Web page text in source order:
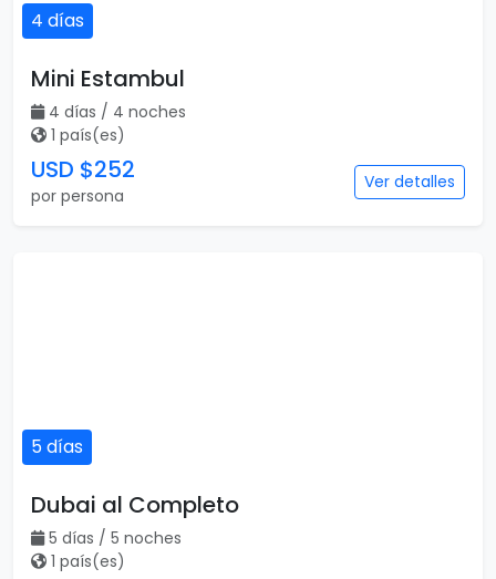
4 días
Mini Estambul
4 días / 4 noches
1 país(es)
USD $252
por persona
Ver detalles
5 días
Dubai al Completo
5 días / 5 noches
1 país(es)